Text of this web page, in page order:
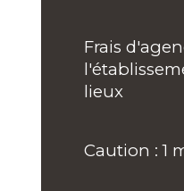
Frais
lieux
Caution : 1